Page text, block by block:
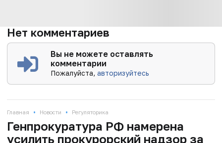
Нет комментариев
Вы не можете оставлять
комментарии
Пожалуйста,авторизуйтесь
Главная • Новости • Регуляторика
Генпрокуратура РФ намерена
усилить прокурорский надзор за